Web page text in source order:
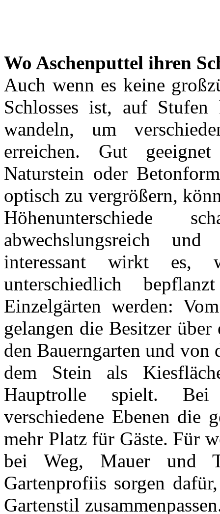
Wo Aschenputtel ihren
Auch wenn es keine
Schlosses ist, auf Stufen
wandeln, um
erreichen. Gut
Naturstein oder
optisch zu vergrößern,
Höhenunterschiede
abwechslungsreich
interessant wirkt es,
unterschiedlich
Einzelgärten werden:
gelangen die Besitzer
den Bauerngarten und von
dem Stein als
Hauptrolle spielt. Bei
verschiedene Ebenen die
mehr Platz für Gäste. Für
bei Weg, Mauer und
Gartenprofiis sorgen
Gartenstil